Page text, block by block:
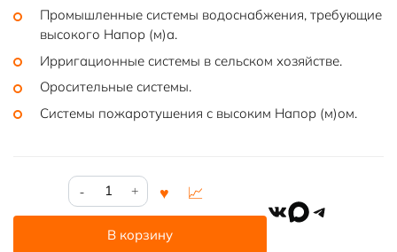
Промышленные системы водоснабжения, требующие
высокого Напор (м)а.
Ирригационные системы в сельском хозяйстве.
Оросительные системы.
Системы пожаротушения с высоким Напор (м)ом.
Количество
товара
агрегатВ корзину
VKMAXTelegram